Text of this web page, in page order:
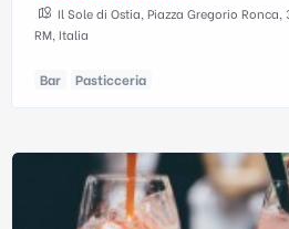
Il Sole di Ostia, Piazza Gregorio Ronca,
RM, Italia
Bar Pasticceria